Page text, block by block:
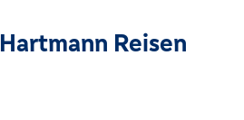
Hartmann Reisen